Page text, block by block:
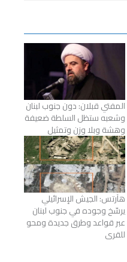
المفتي قبلان: دون جنوب لبنان
وشعبه ستظل السلطة ضعيفة
وهشة وبلا وزن وتمثيل
هآرتس: الجيش الإسرائيلي
يرسّخ وجوده في جنوب لبنان
عبر قواعد وطرق جديدة ومحو
للقرى